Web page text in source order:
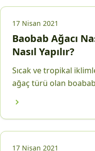
17 Nisan 2021
Baobab Ağacı
Nasıl Yapılır?
Sıcak ve tropikal
ağaç türü olan
17 Nisan 2021